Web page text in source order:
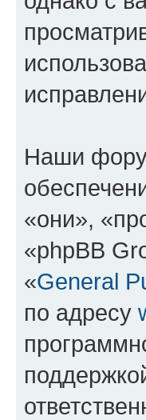
Наши
«они»,
«phpBB
«General
по адресу